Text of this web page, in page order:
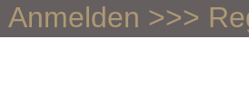
Anmelden >>>